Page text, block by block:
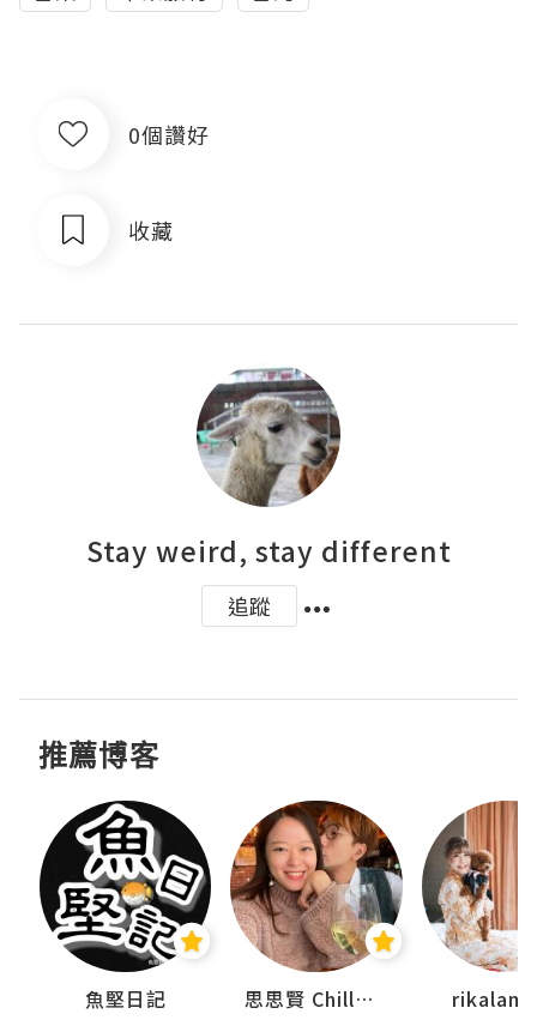
0個讚好
收藏
Stay weird, stay different
追蹤
推薦博客
魚堅日記 思思賢 ChillMyBabe